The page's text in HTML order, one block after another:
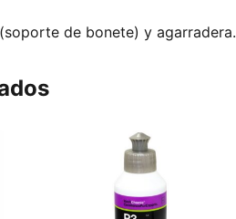
de bonete) y agarradera.